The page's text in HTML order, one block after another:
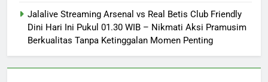
Jalalive Streaming Arsenal vs Real Betis Club Friendly
Dini Hari Ini Pukul 01.30 WIB – Nikmati Aksi Pramusim
Berkualitas Tanpa Ketinggalan Momen Penting